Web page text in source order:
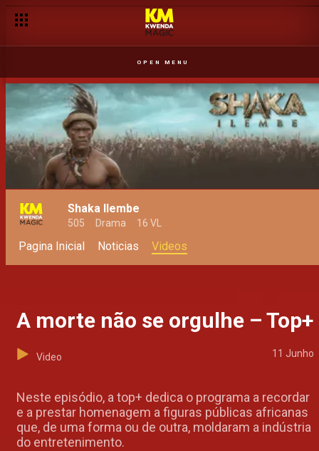
OPEN MENU
Shaka Ilembe
505 Drama 16 VL
Pagina Inicial Noticias Videos
A morte não se orgulhe – Top+
Video 11 Junho
Neste episódio, a top+ dedica o programa a recordar
e a prestar homenagem a figuras públicas africanas
que, de uma forma ou de outra, moldaram a indústria
do entretenimento.